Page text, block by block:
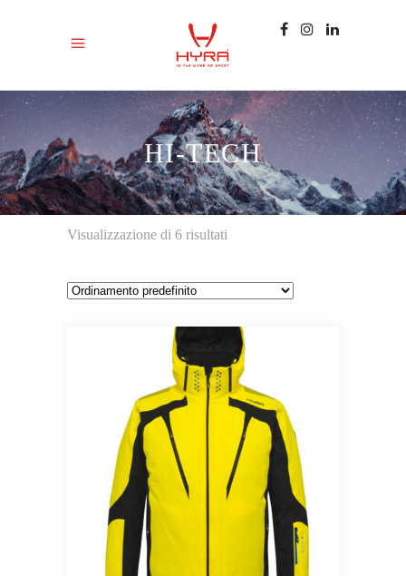
HI-TECH
Visualizzazione di 6 risultati